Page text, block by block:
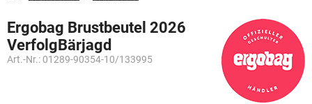
Ergobag Brustbeutel 2026
VerfolgBärjagd
Art.-Nr.: 01289-90354-10/133995